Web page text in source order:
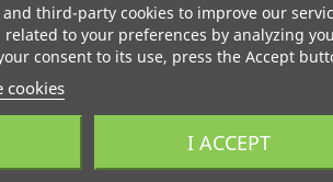
third-party cookies to improve our
to your preferences by analyzing
consent to its use, press the Accept
cookies
I ACCEPT